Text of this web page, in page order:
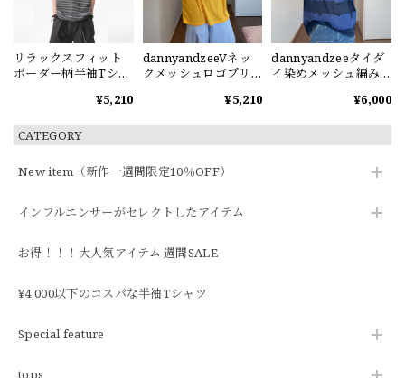
CATEGORY
New item（新作一週間限定10％OFF）
インフルエンサーがセレクトしたアイテム
お得！！！大人気アイテム 週間SALE
¥4,000以下のコスパな半袖Tシャツ
Special feature
tops
リラックスフィット
ボーダー柄半袖Tシャ
¥5,210
dannyandzeeVネッ
クメッシュロゴプリ
¥5,210
dannyandzeeタイダ
イ染めメッシュ編みV
¥6,000